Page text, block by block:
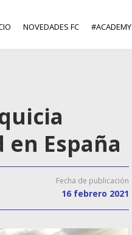
NOVEDADES FC #ACADEMY
España
Fecha de publicación
16 febrero 2021